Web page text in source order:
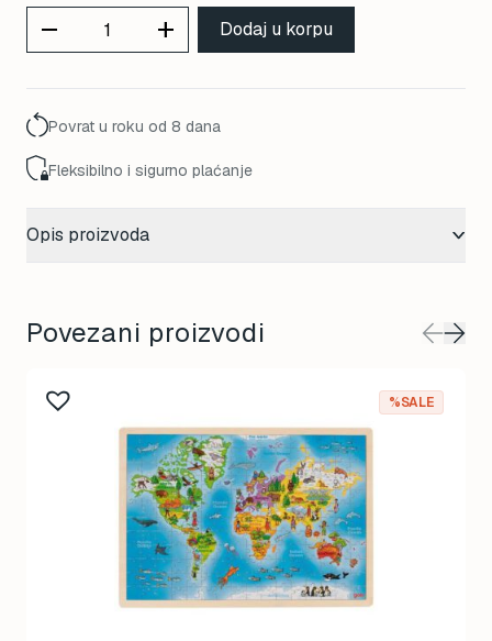
remove add Dodaj u korpu
Povrat u roku od 8 dana
Fleksibilno i sigurno plaćanje
Opis proizvoda
Povezani proizvodi
%SALE